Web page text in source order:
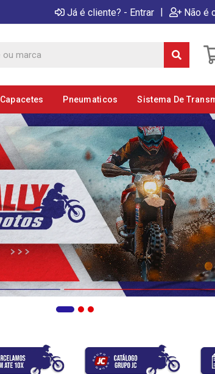
Já é cliente? - Entrar | Não é
Capacetes Pneumaticos Sistema De